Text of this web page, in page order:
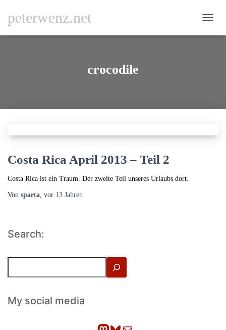
peterwenz.net
crocodile
Costa Rica April 2013 – Teil 2
Costa Rica ist ein Traum. Der zweite Teil unseres Urlaubs dort.
Von sparta, vor 13 Jahren
Search:
h
eMy social media